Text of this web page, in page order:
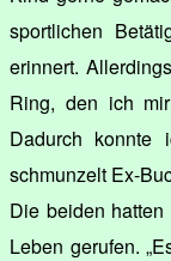
sportlichen
erinnert.
Ring, den ich
Dadurch konnte
schmunzelt Ex-
Die beiden hatten
Leben gerufen.